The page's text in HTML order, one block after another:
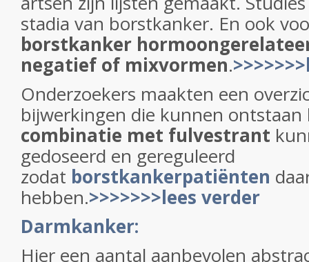
stadia van borstkanker. En ook
borstkanker
negatief of mixvormen.
Onderzoekers maakten een
bijwerkingen die kunnen
combinatie met fulvestrant
gedoseerd en gereguleerd
zodat borstkankerpatiënten
hebben.>>>>>>>lees verder
Darmkanker:
Hier een aantal aanbevolen